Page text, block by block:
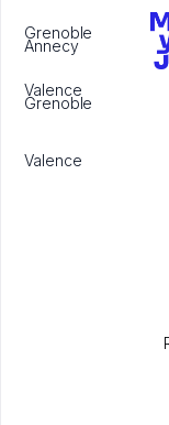
Grenoble
Valence
Annecy
Grenoble
Valence